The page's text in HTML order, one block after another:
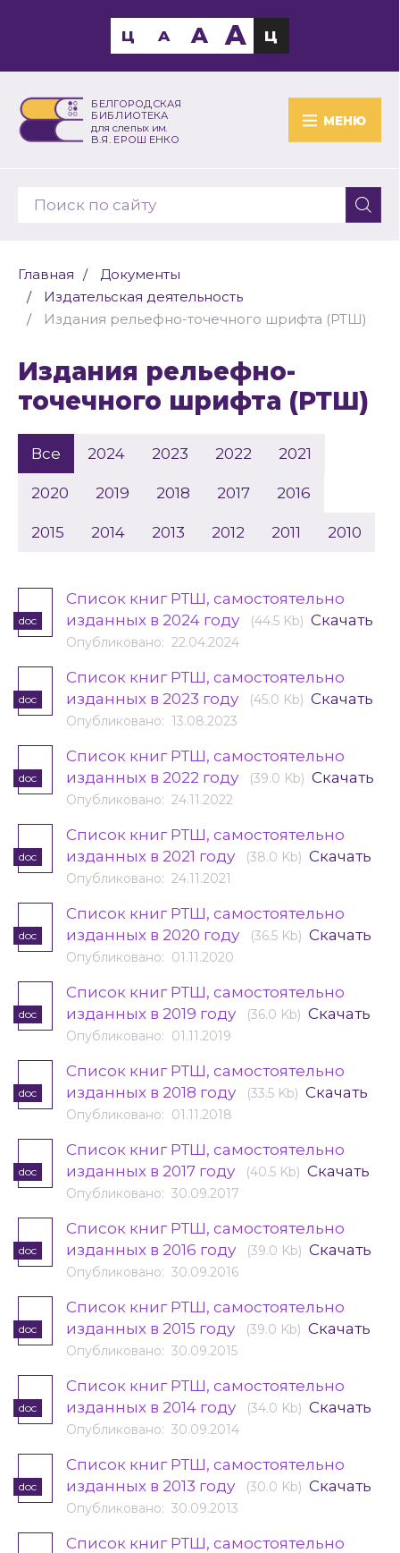
БЕЛГОРОДСКАЯ
БИБЛИОТЕКА
для слепых им.
В.Я. ЕРОШЕНКО
МЕНЮ
Ц A A A Ц
Главная
Документы
Издательская деятельность
Издания рельефно-точечного шрифта (РТШ)
Издания рельефно-
точечного шрифта (РТШ)
Все 2024 2023 2022 2021
2020 2019 2018 2017 2016
2015 2014 2013 2012 2011 2010
doc
Список книг РТШ, самостоятельно
изданных в 2024 году
(44.5 Kb) Скачать
Опубликовано: 22.04.2024
doc
Список книг РТШ, самостоятельно
изданных в 2023 году
(45.0 Kb) Скачать
Опубликовано: 13.08.2023
doc
Список книг РТШ, самостоятельно
изданных в 2022 году
(39.0 Kb) Скачать
Опубликовано: 24.11.2022
doc
Список книг РТШ, самостоятельно
изданных в 2021 году
(38.0 Kb) Скачать
Опубликовано: 24.11.2021
doc
Список книг РТШ, самостоятельно
изданных в 2020 году
(36.5 Kb) Скачать
Опубликовано: 01.11.2020
doc
Список книг РТШ, самостоятельно
изданных в 2019 году
(36.0 Kb) Скачать
Опубликовано: 01.11.2019
doc
Список книг РТШ, самостоятельно
изданных в 2018 году
(33.5 Kb) Скачать
Опубликовано: 01.11.2018
doc
Cписок книг РТШ, самостоятельно
изданных в 2017 году
(40.5 Kb) Скачать
Опубликовано: 30.09.2017
doc
Cписок книг РТШ, самостоятельно
изданных в 2016 году
(39.0 Kb) Скачать
Опубликовано: 30.09.2016
doc
Cписок книг РТШ, самостоятельно
изданных в 2015 году
(39.0 Kb) Скачать
Опубликовано: 30.09.2015
doc
Cписок книг РТШ, самостоятельно
изданных в 2014 году
(34.0 Kb) Скачать
Опубликовано: 30.09.2014
doc
Cписок книг РТШ, самостоятельно
изданных в 2013 году
(30.0 Kb) Скачать
Опубликовано: 30.09.2013
Cписок книг РТШ, самостоятельно